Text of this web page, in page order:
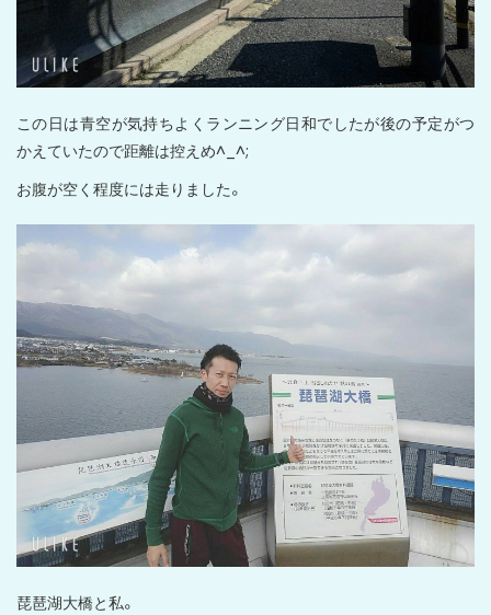
この日は青空が気持ちよくランニング日和でしたが後の予定がつ
かえていたので距離は控えめ^_^;
お腹が空く程度には走りました。
琵琶湖大橋と私。